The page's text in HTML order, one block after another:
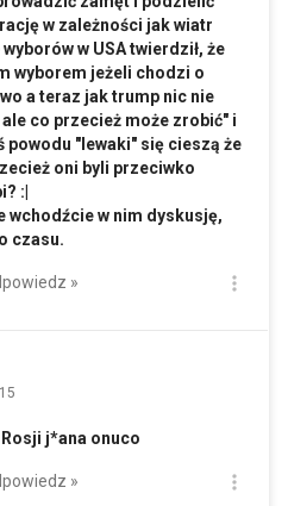
w zależności jak wiatr
w USA twierdził, że
wyborem jeżeli chodzi o
a teraz jak trump nic nie
co przecież może zrobić" i
"lewaki" się cieszą że
oni byli przeciwko
:|
wchodźcie w nim dyskusję,
czasu.
»
j*ana onuco
»